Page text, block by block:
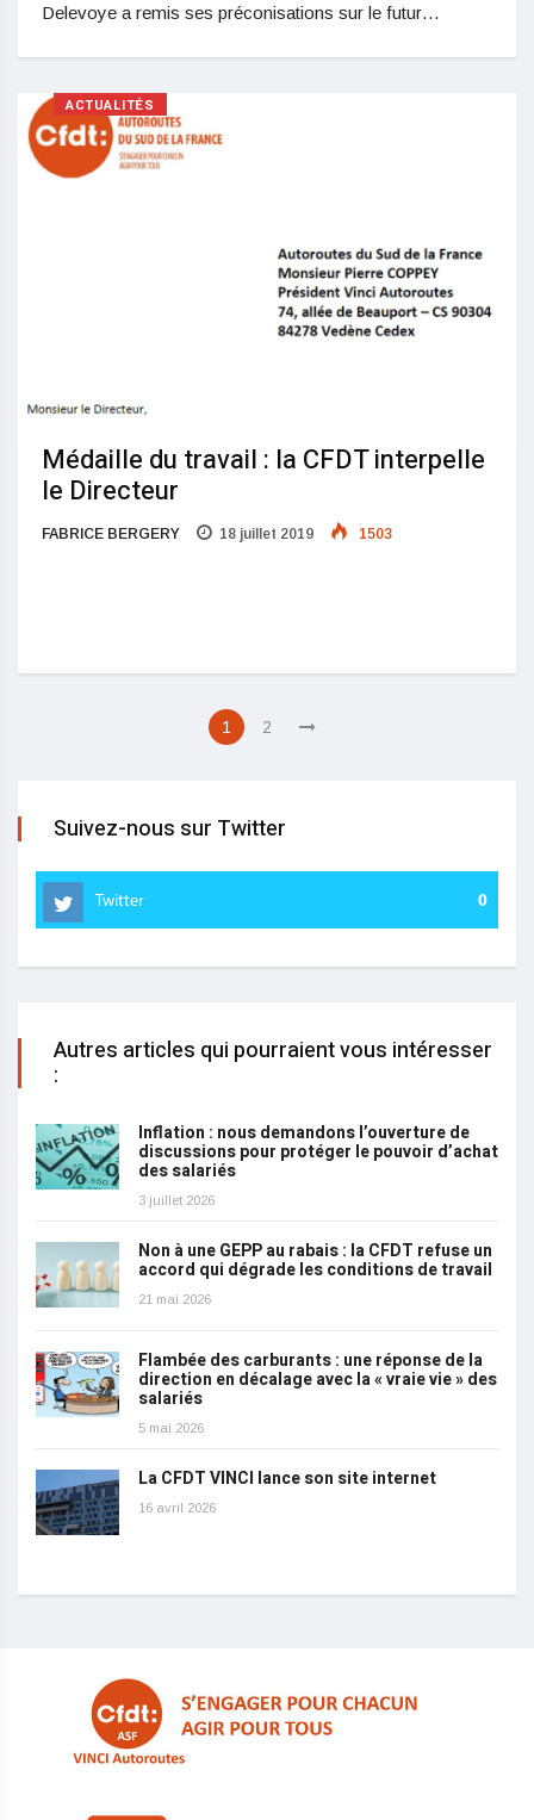
Delevoye a remis ses préconisations sur le futur…
ACTUALITÉS
Médaille du travail : la CFDT interpelle
le Directeur
FABRICE BERGERY 18 juillet 2019 1503
1 2
Suivez-nous sur Twitter
Twitter 0
Autres articles qui pourraient vous intéresser
:
Inflation : nous demandons l’ouverture de
discussions pour protéger le pouvoir d’achat
des salariés
3 juillet 2026
Non à une GEPP au rabais : la CFDT refuse un
accord qui dégrade les conditions de travail
21 mai 2026
Flambée des carburants : une réponse de la
direction en décalage avec la « vraie vie » des
salariés
5 mai 2026
La CFDT VINCI lance son site internet
16 avril 2026